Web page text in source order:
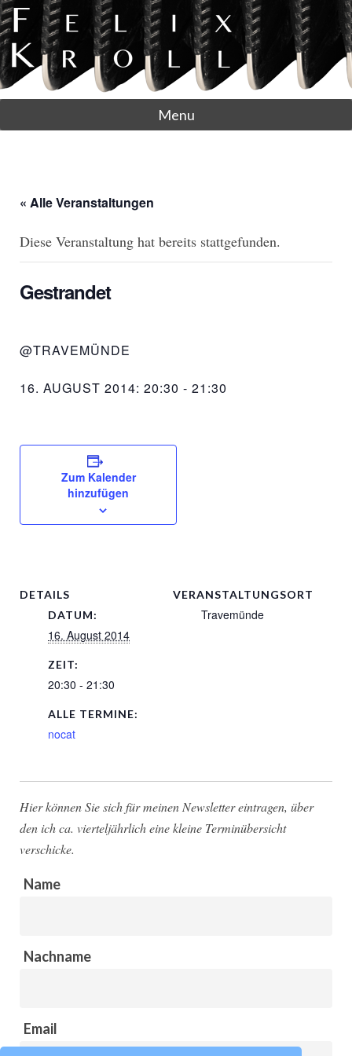
Menu
« Alle Veranstaltungen
Diese Veranstaltung hat bereits stattgefunden.
Gestrandet
@TRAVEMÜNDE
16. AUGUST 2014: 20:30 - 21:30
Zum Kalender
hinzufügen
DETAILS
DATUM:
16. August 2014
ZEIT:
20:30 - 21:30
ALLE TERMINE:
nocat
VERANSTALTUNGSORT
Travemünde
Hier können Sie sich für meinen Newsletter eintragen, über
den ich ca. vierteljährlich eine kleine Terminübersicht
verschicke.
Name
Nachname
Email